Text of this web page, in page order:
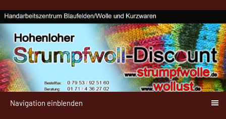
Navigation einblenden